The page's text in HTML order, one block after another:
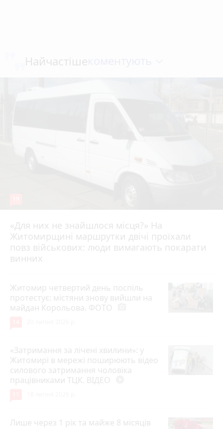
Найчастіше
«Для них не знайшлося місця?» На
Житомирщині маршрутки двічі проїхали
повз військових: люди вимагають покарати
винних
17 липня 2026 р.
Житомир четвертий день поспіль
протестує: містяни знову вийшли на
майдан Корольова. ФОТО
«Затримання за лічені хвилини»: у
Житомирі в мережі поширюють відео
силового затримання чоловіка
працівниками ТЦК. ВІДЕО
Лише через 1 рік та майже 8 місяців